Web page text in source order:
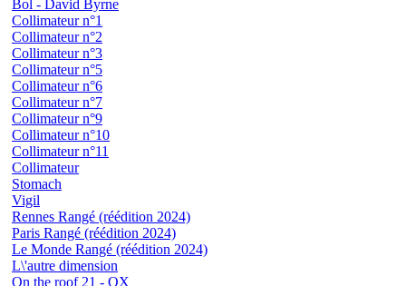
Bol - David Byrne
Collimateur n°1
Collimateur n°2
Collimateur n°3
Collimateur n°5
Collimateur n°6
Collimateur n°7
Collimateur n°9
Collimateur n°10
Collimateur n°11
Collimateur
Stomach
Vigil
Rennes Rangé (réédition 2024)
Paris Rangé (réédition 2024)
Le Monde Rangé (réédition 2024)
L\'autre dimension
On the roof 21 - OX